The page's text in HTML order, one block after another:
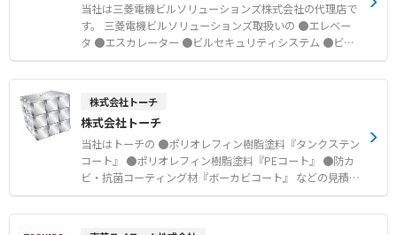
当社は三菱電機ビルソリューションズ株式会社の代理店で
す。 三菱電機ビルソリューションズ取扱いの ●エレベー
タ ●エスカレーター ●ビルセキュリティシステム ●ビル
管理システム などの見積及び問い合わせ対応が可能です。
お気軽にお問い合わせください。
株式会社トーチ
株式会社トーチ
当社はトーチの ●ポリオレフィン樹脂塗料『タンクステン
コート』 ●ポリオレフィン樹脂塗料『PEコート』 ●防カ
ビ・抗菌コーティング材『ボーカビコート』 などの見積及
び問い合わせ対応が可能です。